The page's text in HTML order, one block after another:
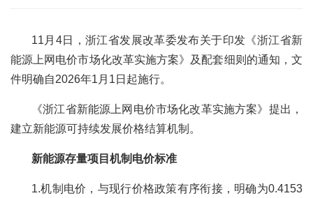
11月4日，浙江省发展改革委发布关于印发《浙江省新
能源上网电价市场化改革实施方案》及配套细则的通知，文
件明确自2026年1月1日起施行。
《浙江省新能源上网电价市场化改革实施方案》提出，
建立新能源可持续发展价格结算机制。
新能源存量项目机制电价标准
1.机制电价，与现行价格政策有序衔接，明确为0.4153